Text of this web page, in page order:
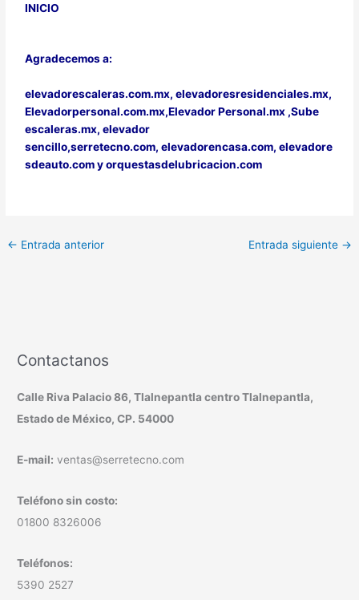
INICIO
Agradecemos a:
elevadorescaleras.com.mx,elevadoresresidenciales.mx,
Elevadorpersonal.com.mx,Elevador Personal.mx ,Sube
escaleras.mx,elevador
sencillo,serretecno.com, elevadorencasa.com, elevadore
sdeauto.comyorquestasdelubricacion.com
← Entrada anterior Entrada siguiente →
Contactanos
Calle Riva Palacio 86, Tlalnepantla centro Tlalnepantla,
Estado de México, CP. 54000
E-mail: ventas@serretecno.com
Teléfono sin costo:
01800 8326006
Teléfonos:
5390 2527